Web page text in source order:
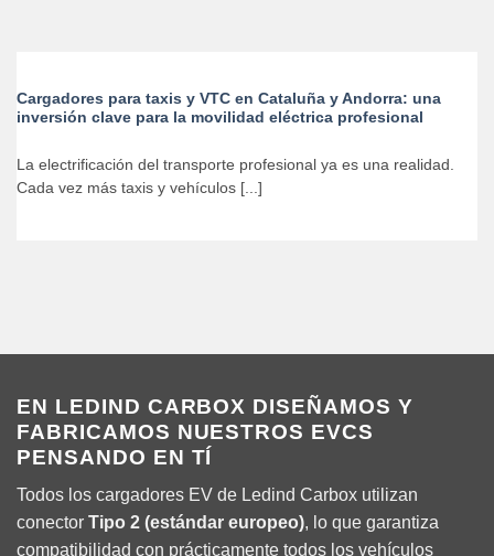
Cargadores para taxis y VTC en Cataluña y Andorra: una
inversión clave para la movilidad eléctrica profesional
La electrificación del transporte profesional ya es una realidad.
Cada vez más taxis y vehículos [...]
EN LEDIND CARBOX DISEÑAMOS Y
FABRICAMOS NUESTROS EVCS
PENSANDO EN TÍ
Todos los cargadores EV de Ledind Carbox utilizan
conector Tipo 2 (estándar europeo), lo que garantiza
compatibilidad con prácticamente todos los vehículos